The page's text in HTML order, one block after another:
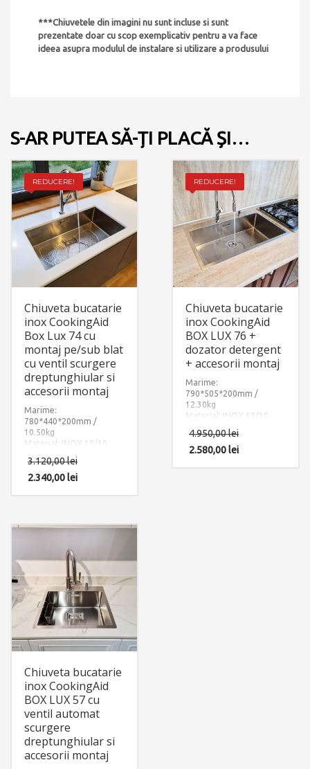
***Chiuvetele din imagini nu sunt incluse si sunt
prezentate doar cu scop exemplicativ pentru a va face
ideea asupra modulul de instalare si utilizare a produsului
S-AR PUTEA SĂ-ȚI PLACĂ ȘI…
REDUCERE!
Chiuveta bucatarie
inox CookingAid
Box Lux 74 cu
montaj pe/sub blat
cu ventil scurgere
dreptunghiular si
accesorii montaj
Marime:
780*440*200mm /
10.50kg
Material: INOX 18/10
Componente: Chiuveta
BoxLux 74 cu ventil
3.120,00lei
2.340,00lei
REDUCERE!
Chiuveta bucatarie
inox CookingAid
BOX LUX 76 +
dozator detergent
+ accesorii montaj
Marime:
790*505*200mm /
12.30kg
Material: INOX 18/10
Componente: Chiuveta
BoxLux 76 + dozator
4.950,00lei
2.580,00lei
Chiuveta bucatarie
inox CookingAid
BOX LUX 57 cu
ventil automat
scurgere
dreptunghiular si
accesorii montaj